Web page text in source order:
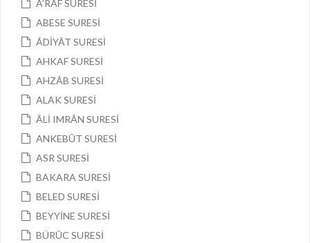
A’RAF SURESİ
ABESE SURESİ
ÂDİYÂT SURESİ
AHKAF SURESİ
AHZÂB SURESİ
ALAK SURESİ
ÂLİ IMRÂN SURESİ
ANKEBÛT SURESİ
ASR SURESİ
BAKARA SURESİ
BELED SURESİ
BEYYİNE SURESİ
BÜRÛC SURESİ